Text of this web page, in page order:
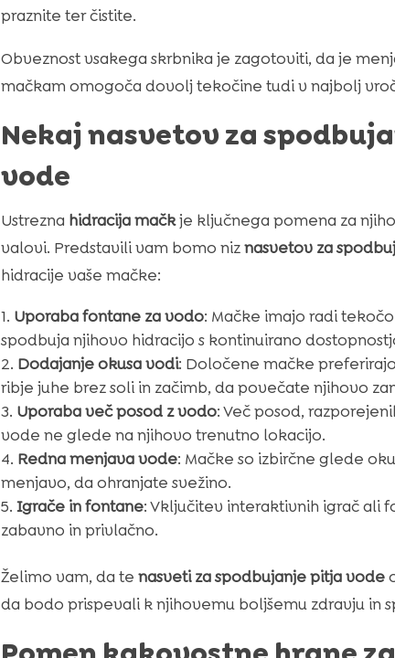
praznite ter čistite.
Obveznost vsakega skrbnika je zagotoviti, da je
mačkam omogoča dovolj tekočine tudi v najbolj
Nekaj nasvetov za
vode
Ustrezna hidracija mačkje ključnega pomena za
valovi. Predstavili vam bomo niznasvetov za
hidracije vaše mačke:
Uporaba fontane za vodo: Mačke imajo radi
spodbuja njihovo hidracijo s kontinuirano
Dodajanje okusa vodi: Določene mačke
ribje juhe brez soli in začimb, da povečate njihovo
Uporaba več posod z vodo: Več posod,
vode ne glede na njihovo trenutno lokacijo.
Redna menjava vode: Mačke so izbirčne glede
menjavo, da ohranjate svežino.
Igrače in fontane: Vključitev interaktivnih igrač ali
zabavno in privlačno.
Želimo vam, da te nasveti za spodbujanje pitja vode
da bodo prispevali k njihovemu boljšemu zdravju in